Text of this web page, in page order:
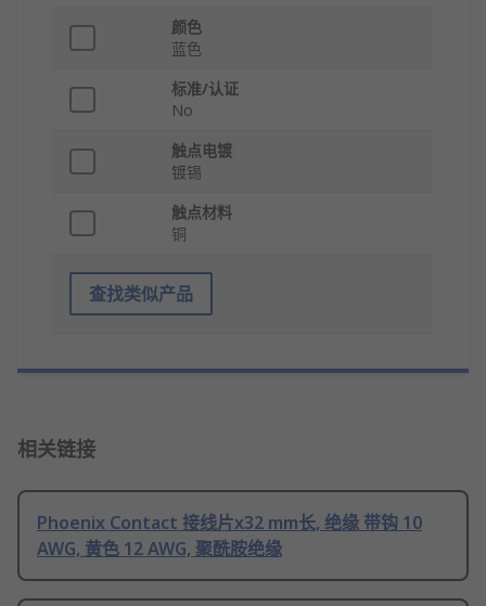
颜色
蓝色
标准/认证
No
触点电镀
镀锡
触点材料
铜
查找类似产品
相关链接
Phoenix Contact 接线片x32 mm长, 绝缘 带钩 10
AWG, 黄色 12 AWG, 聚酰胺绝缘